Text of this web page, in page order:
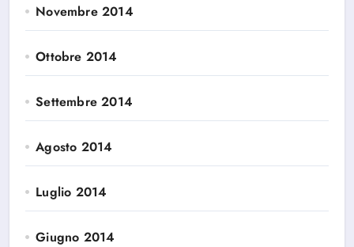
Novembre 2014
Ottobre 2014
Settembre 2014
Agosto 2014
Luglio 2014
Giugno 2014